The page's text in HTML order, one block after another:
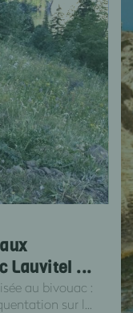
Lauvitel ...
au bivouac :
sur l...